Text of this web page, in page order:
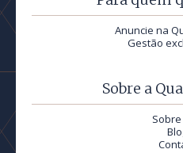
Anuncie na
Gestão
Sobre a